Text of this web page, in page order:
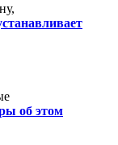
об этом